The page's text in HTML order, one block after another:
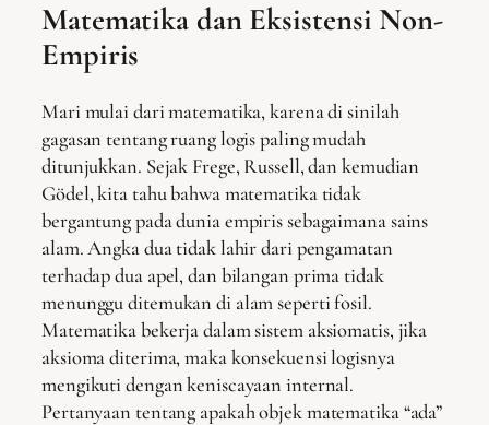
Matematika dan Eksistensi Non-
Empiris
Mari mulai dari matematika, karena di sinilah
gagasan tentang ruang logis paling mudah
ditunjukkan. Sejak Frege, Russell, dan kemudian
Gödel, kita tahu bahwa matematika tidak
bergantung pada dunia empiris sebagaimana sains
alam. Angka dua tidak lahir dari pengamatan
terhadap dua apel, dan bilangan prima tidak
menunggu ditemukan di alam seperti fosil.
Matematika bekerja dalam sistem aksiomatis, jika
aksioma diterima, maka konsekuensi logisnya
mengikuti dengan keniscayaan internal.
Pertanyaan tentang apakah objek matematika “ada”